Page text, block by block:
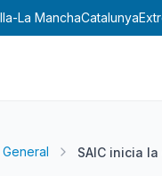
La ManchaCatalunya
General SAIC inicia